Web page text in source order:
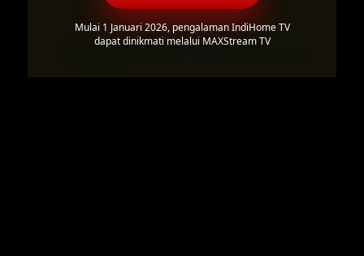
Mulai 1 Januari 2026, pengalaman IndiHome TV
dapat dinikmati melalui MAXStream TV